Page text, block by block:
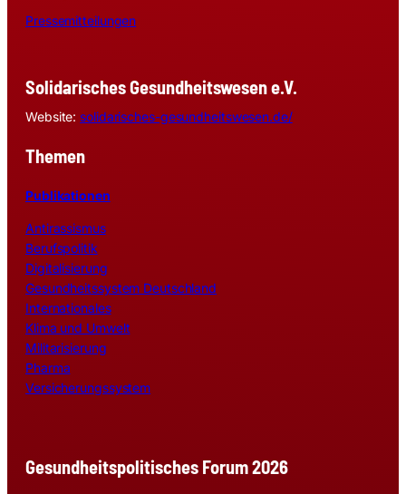
Pressemitteilungen
Solidarisches Gesundheitswesen e.V.
Website: solidarisches-gesundheitswesen.de/
Themen
Publikationen
Antirassismus
Berufspolitik
Digitalisierung
Gesundheitssystem Deutschland
Internationales
Klima und Umwelt
Militarisierung
Pharma
Versicherungssystem
Gesundheitspolitisches Forum 2026